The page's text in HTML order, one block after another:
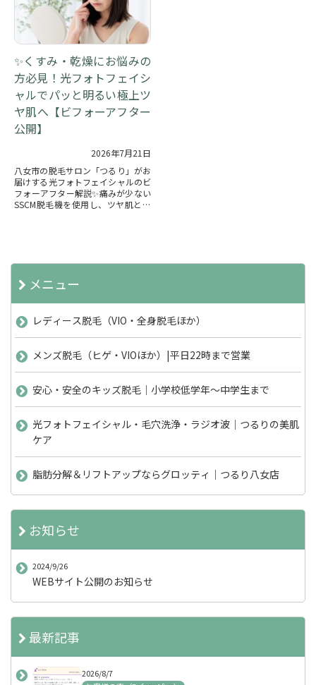
✨くすみ・乾燥にお悩みの
方必見！光フォトフェイシ
ャルでパッと明るい極上ツ
ヤ肌へ【ビフォーアフター
公開】
2026年7月21日
八女市の脱毛サロン「つるり」がお
届けする光フォトフェイシャルのビ
フォーアフター解説✨痛みが少ない
SSCM脱毛機を使用し、ツヤ肌とト
メニュー
レディース脱毛（VIO・全身脱毛ほか）
メンズ脱毛（ヒゲ・VIOほか）|平日22時まで営業
安心・安全のキッズ脱毛｜小学校低学年～中学生まで
光フォトフェイシャル・毛穴洗浄・ラジオ波｜つるりの美肌
ケア
脂肪分解＆リフトアップならグロッティ｜つるり八女店
お知らせ
2024/9/26
WEBサイト公開のお知らせ
最新記事
2026/8/7